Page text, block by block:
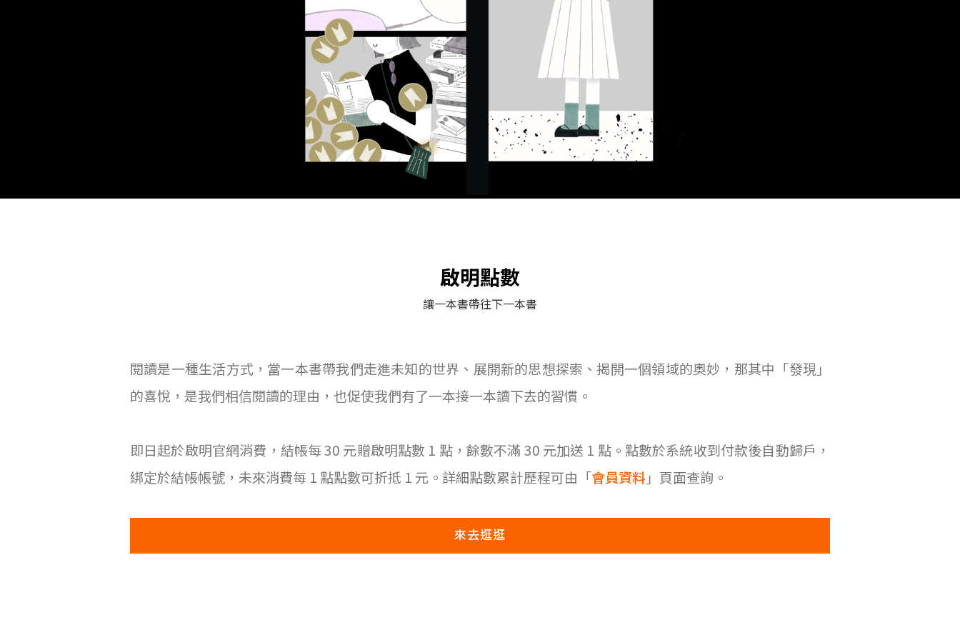
啟明點數
讓一本書帶往下一本書
閱讀是一種生活方式，當一本書帶我們走進未知的世界、展開新的思想探索、揭開一個領域的奧妙，那其中「發現」
的喜悅，是我們相信閱讀的理由，也促使我們有了一本接一本讀下去的習慣。
即日起於啟明官網消費，結帳每 30 元贈啟明點數 1 點，餘數不滿 30 元加送 1 點。點數於系統收到付款後自動歸戶，
綁定於結帳帳號，未來消費每 1 點點數可折抵 1 元。詳細點數累計歷程可由「會員資料」頁面查詢。
來去逛逛